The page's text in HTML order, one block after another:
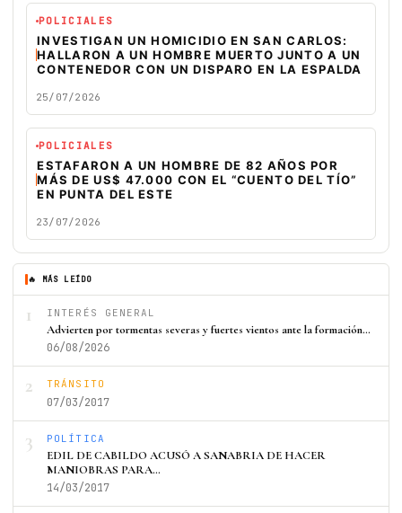
POLICIALES
INVESTIGAN UN HOMICIDIO EN SAN CARLOS:
HALLARON A UN HOMBRE MUERTO JUNTO A UN
CONTENEDOR CON UN DISPARO EN LA ESPALDA
25/07/2026
POLICIALES
ESTAFARON A UN HOMBRE DE 82 AÑOS POR
MÁS DE US$ 47.000 CON EL “CUENTO DEL TÍO”
EN PUNTA DEL ESTE
23/07/2026
🔥 MÁS LEÍDO
1 INTERÉS GENERAL
Advierten por tormentas severas y fuertes vientos ante la formación…
06/08/2026
2 TRÁNSITO
07/03/2017
3 POLÍTICA
EDIL DE CABILDO ACUSÓ A SANABRIA DE HACER
MANIOBRAS PARA…
14/03/2017